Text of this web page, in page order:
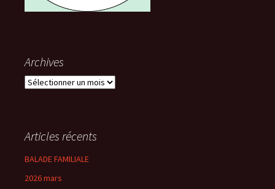
Archives
Archives
Articles récents
BALADE FAMILIALE
2026 mars